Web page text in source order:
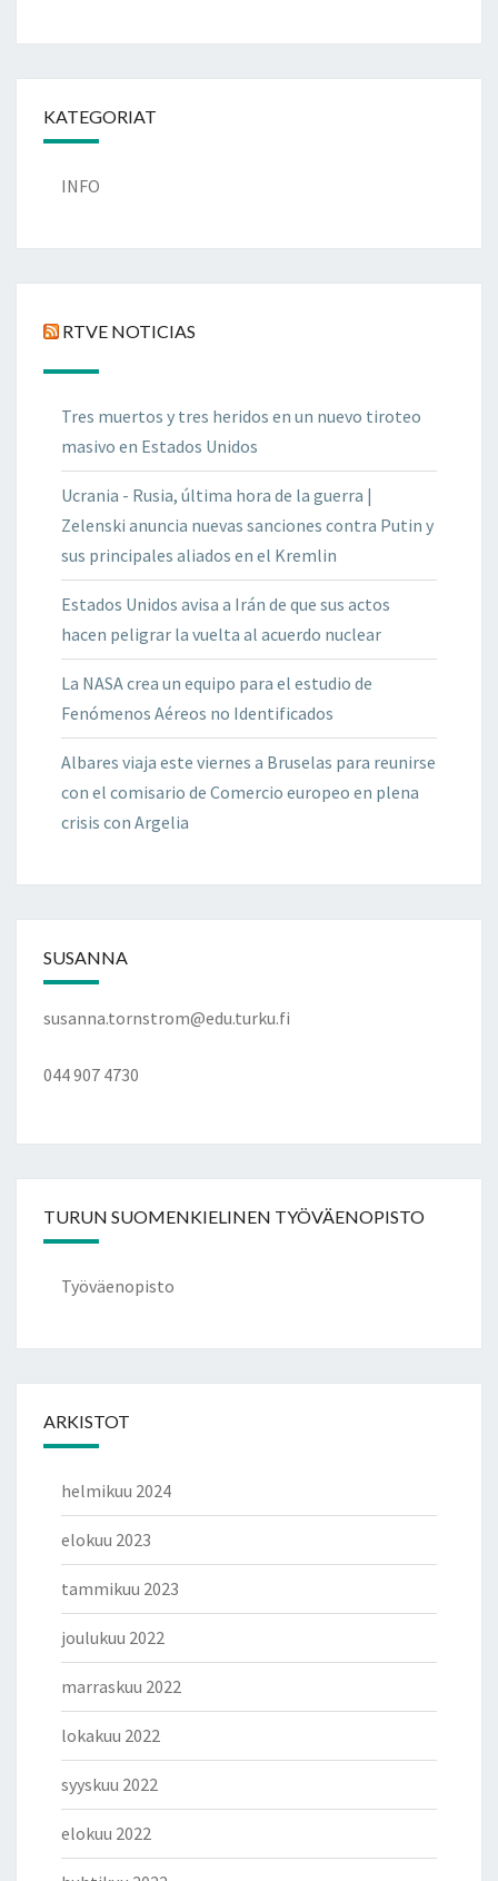
KATEGORIAT
INFO
RTVE NOTICIAS
Tres muertos y tres heridos en un nuevo tiroteo
masivo en Estados Unidos
Ucrania - Rusia, última hora de la guerra |
Zelenski anuncia nuevas sanciones contra Putin y
sus principales aliados en el Kremlin
Estados Unidos avisa a Irán de que sus actos
hacen peligrar la vuelta al acuerdo nuclear
La NASA crea un equipo para el estudio de
Fenómenos Aéreos no Identificados
Albares viaja este viernes a Bruselas para reunirse
con el comisario de Comercio europeo en plena
crisis con Argelia
SUSANNA
susanna.tornstrom@edu.turku.fi
044 907 4730
TURUN SUOMENKIELINEN TYÖVÄENOPISTO
Työväenopisto
ARKISTOT
helmikuu 2024
elokuu 2023
tammikuu 2023
joulukuu 2022
marraskuu 2022
lokakuu 2022
syyskuu 2022
elokuu 2022